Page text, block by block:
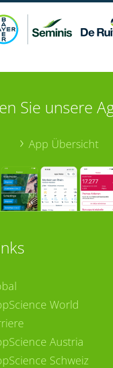
Sie unsere
App Übersicht
World
Austria
Schweiz